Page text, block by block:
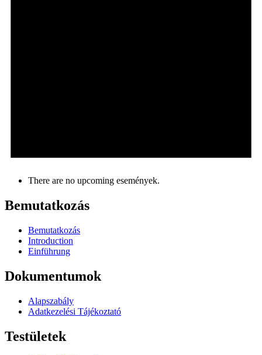
There are no upcoming események.
Bemutatkozás
Bemutatkozás
Introduction
Einführung
Dokumentumok
Alapszabály
Adatkezelési Tájékoztató
Testületek